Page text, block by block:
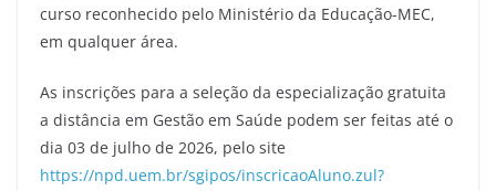
curso reconhecido pelo Ministério da Educação-MEC,
em qualquer área.
As inscrições para a seleção da especialização gratuita
a distância em Gestão em Saúde podem ser feitas até o
dia 03 de julho de 2026, pelo site
https://npd.uem.br/sgipos/inscricaoAluno.zul?